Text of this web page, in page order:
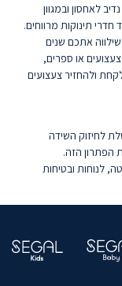
לאחסון ובמגוון
תינוקות מרווחים.
אתכם שנים
או ספרים,
ולהחזיר צעצועים
מחושלת לחיזוק השידה
הפתרון הזה.
, לנוחות ובטיחות